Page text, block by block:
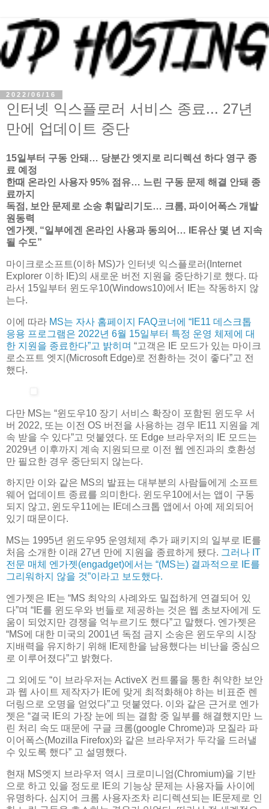
2022/06/16
인터넷 익스플로러 서비스 종료... 27년
만에 업데이트 중단
15일부터 구동 안돼… 당분간 엣지로 리디렉션 하다 영구 종
료 예정
한때 온라인 사용자 95% 점유… 느린 구동 문제 해결 안돼 종
료까지
독점, 보안 문제로 소송 휘말리기도… 크롬, 파이어폭스 개발
원동력
엔가젯, “일부에겐 온라인 사용과 동의어… IE유산 몇 년 지속
될 수도”
마이크로소프트(이하 MS)가 인터넷 익스플로러(Internet
Explorer 이하 IE)의 새로운 버전 지원을 중단하기로 했다. 따
라서 15일부터 윈도우10(Windows10)에서 IE는 작동하지 않
는다.
이에 따라 MS는 자사 홈페이지 FAQ코너에 “IE11 데스크톱
응용 프로그램은 2022년 6월 15일부터 특정 운영 체제에 대
한 지원을 종료한다”고 밝히며 “고객은 IE 모드가 있는 마이크
로소프트 엣지(Microsoft Edge)로 전환하는 것이 좋다”고 전
했다.
다만 MS는 “윈도우10 장기 서비스 확장이 포함된 윈도우 서
버 2022, 또는 이전 OS 버전을 사용하는 경우 IE11 지원을 계
속 받을 수 있다”고 덧붙였다. 또 Edge 브라우저의 IE 모드는
2029년 이후까지 계속 지원되므로 이전 웹 엔진과의 호환성
만 필요한 경우 중단되지 않는다.
하지만 이와 같은 MS의 발표는 대부분의 사람들에게 소프트
웨어 업데이트 종료를 의미한다. 윈도우10에서는 앱이 구동
되지 않고, 윈도우11에는 IE데스크톱 앱에서 아예 제외되어
있기 때문이다.
MS는 1995년 윈도우95 운영체제 추가 패키지의 일부로 IE를
처음 소개한 이래 27년 만에 지원을 종료하게 됐다. 그러나 IT
전문 매체 엔가젯(engadget)에서는 “(MS는) 결과적으로 IE를
그리워하지 않을 것”이라고 보도했다.
엔가젯은 IE는 “MS 최악의 사례와도 밀접하게 연결되어 있
다”며 “IE를 윈도우와 번들로 제공하는 것은 웹 초보자에게 도
움이 되었지만 경쟁을 억누르기도 했다”고 말했다. 엔가젯은
“MS에 대한 미국의 2001년 독점 금지 소송은 윈도우의 시장
지배력을 유지하기 위해 IE제한을 남용했다는 비난을 중심으
로 이루어졌다”고 밝혔다.
그 외에도 “이 브라우저는 ActiveX 컨트롤을 통한 취약한 보안
과 웹 사이트 제작자가 IE에 맞게 최적화해야 하는 비표준 렌
더링으로 오명을 얻었다”고 덧붙였다. 이와 같은 근거로 엔가
젯은 “결국 IE의 가장 눈에 띄는 결함 중 일부를 해결했지만 느
린 처리 속도 때문에 구글 크롬(google Chrome)과 모질라 파
이어폭스(Mozilla Firefox)와 같은 브라우저가 두각을 드러낼
수 있도록 했다” 고 설명했다.
현재 MS엣지 브라우저 역시 크로미니엄(Chromium)을 기반
으로 하고 있을 정도로 IE의 기능상 문제는 사용자들 사이에
유명하다. 심지어 크롬 사용자조차 리디렉션되는 IE문제로 인